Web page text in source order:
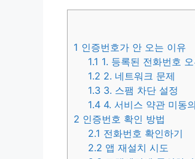
1 인증번호가 안 오는 이유
1.1 1. 등록된 전화번호
1.2 2. 네트워크 문제
1.3 3. 스팸 차단 설정
1.4 4. 서비스 약관 미동의
2 인증번호 확인 방법
2.1 전화번호 확인하기
2.2 앱 재설치 시도